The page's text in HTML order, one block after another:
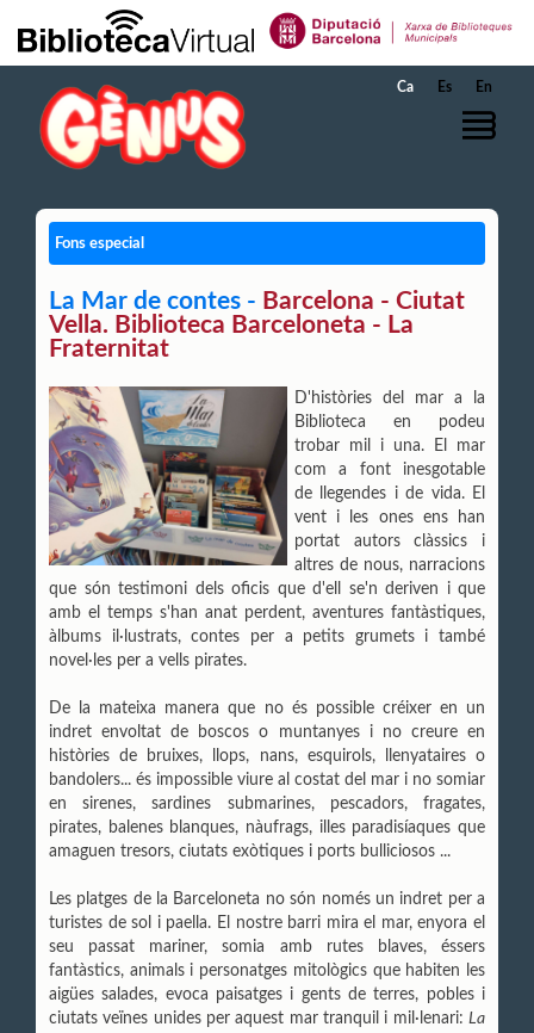
Salta al contingut principal
Ca Es En
Fons especial
La Mar de contes - Barcelona - Ciutat
Vella. Biblioteca Barceloneta - La
Fraternitat
D'històries del mar a la
Biblioteca en podeu
trobar mil i una. El mar
com a font inesgotable
de llegendes i de vida. El
vent i les ones ens han
portat autors clàssics i
altres de nous, narracions
que són testimoni dels oficis que d'ell se'n deriven i que
amb el temps s'han anat perdent, aventures fantàstiques,
àlbums il·lustrats, contes per a petits grumets i també
novel·les per a vells pirates.
De la mateixa manera que no és possible créixer en un
indret envoltat de boscos o muntanyes i no creure en
històries de bruixes, llops, nans, esquirols, llenyataires o
bandolers... és impossible viure al costat del mar i no somiar
en sirenes, sardines submarines, pescadors, fragates,
pirates, balenes blanques, nàufrags, illes paradisíaques que
amaguen tresors, ciutats exòtiques i ports bulliciosos ...
Les platges de la Barceloneta no són només un indret per a
turistes de sol i paella. El nostre barri mira el mar, enyora el
seu passat mariner, somia amb rutes blaves, éssers
fantàstics, animals i personatges mitològics que habiten les
aigües salades, evoca paisatges i gents de terres, pobles i
ciutats veïnes unides per aquest mar tranquil i mil·lenari: La